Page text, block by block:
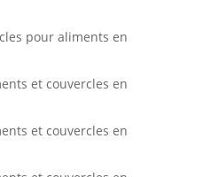
pour aliments en
et couvercles en
et couvercles en